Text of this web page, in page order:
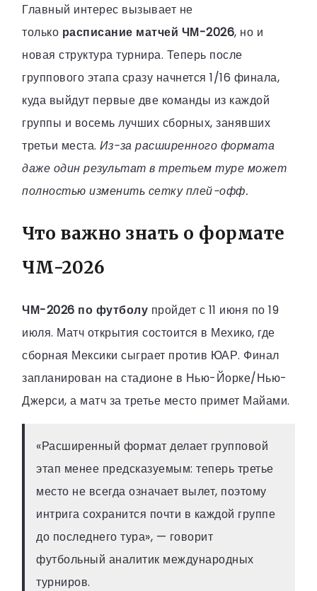
Главный интерес вызывает не
только расписание матчей ЧМ-2026, но и
новая структура турнира. Теперь после
группового этапа сразу начнется 1/16 финала,
куда выйдут первые две команды из каждой
группы и восемь лучших сборных, занявших
третьи места. Из-за расширенного формата
даже один результат в третьем туре может
полностью изменить сетку плей-офф.
Что важно знать о формате
ЧМ-2026
ЧМ-2026 по футболу пройдет с 11 июня по 19
июля. Матч открытия состоится в Мехико, где
сборная Мексики сыграет против ЮАР. Финал
запланирован на стадионе в Нью-Йорке/Нью-
Джерси, а матч за третье место примет Майами.
«Расширенный формат делает групповой
этап менее предсказуемым: теперь третье
место не всегда означает вылет, поэтому
интрига сохранится почти в каждой группе
до последнего тура», — говорит
футбольный аналитик международных
турниров.